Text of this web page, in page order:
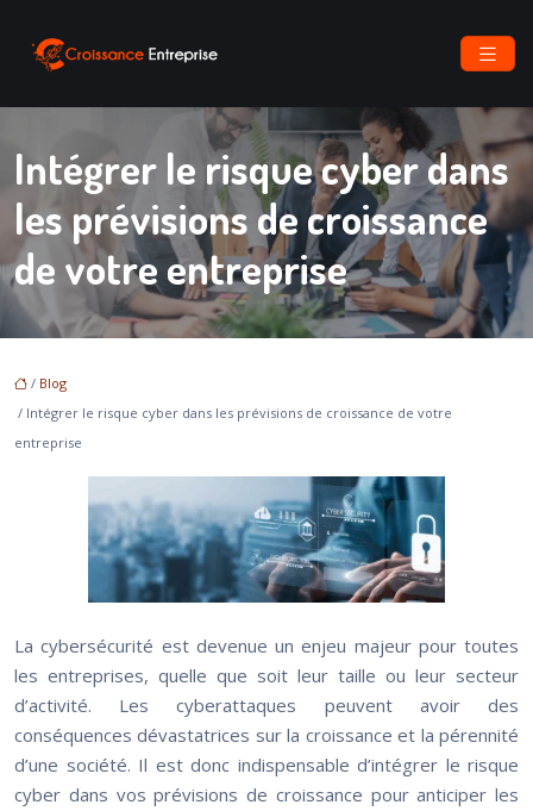
Intégrer le risque cyber dans
les prévisions de croissance
de votre entreprise
/ Blog
/ Intégrer le risque cyber dans les prévisions de croissance de votre
entreprise
La cybersécurité est devenue un enjeu majeur pour toutes
les entreprises, quelle que soit leur taille ou leur secteur
d’activité. Les cyberattaques peuvent avoir des
conséquences dévastatrices sur la croissance et la pérennité
d’une société. Il est donc indispensable d’intégrer le risque
cyber dans vos prévisions de croissance pour anticiper les